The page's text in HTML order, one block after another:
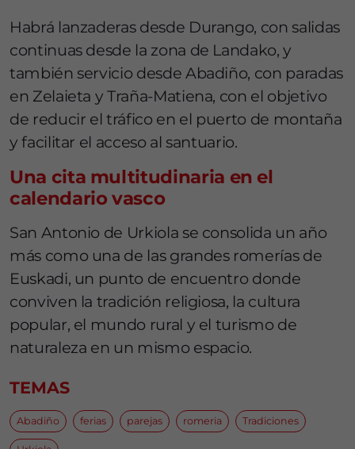
Habrá lanzaderas desde Durango, con salidas
continuas desde la zona de Landako, y
también servicio desde Abadiño, con paradas
en Zelaieta y Traña-Matiena, con el objetivo
de reducir el tráfico en el puerto de montaña
y facilitar el acceso al santuario.
Una cita multitudinaria en el
calendario vasco
San Antonio de Urkiola se consolida un año
más como una de las grandes romerías de
Euskadi, un punto de encuentro donde
conviven la tradición religiosa, la cultura
popular, el mundo rural y el turismo de
naturaleza en un mismo espacio.
TEMAS
Abadiño ferias parejas romeria Tradiciones